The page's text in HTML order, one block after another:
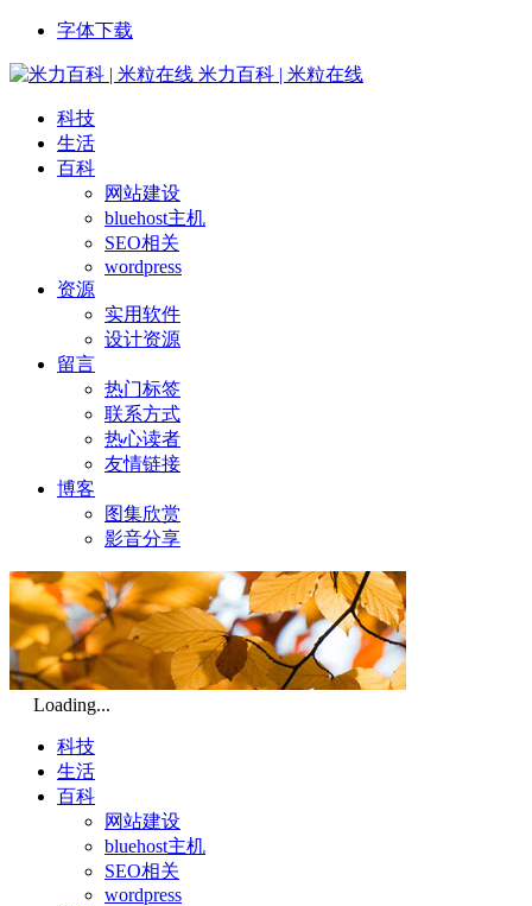
字体下载
米力百科 | 米粒在线
科技
生活
百科
网站建设
bluehost主机
SEO相关
wordpress
资源
实用软件
设计资源
留言
热门标签
联系方式
热心读者
友情链接
博客
图集欣赏
影音分享
Loading...
科技
生活
百科
网站建设
bluehost主机
SEO相关
wordpress